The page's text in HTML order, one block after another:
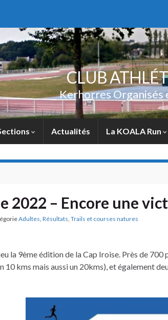
CLUB
Kerhorres Organisés
Actualités La KOALA Run
2022 – Encore une
Adultes Résultats Trails et courses natures
la 9ème édition de la Cap Iroise. Près de
10 kms mais aussi un 20kms), et également